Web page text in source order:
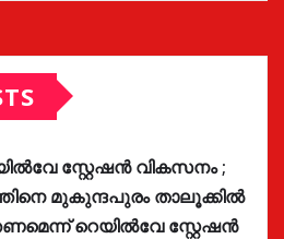
സ്റ്റേഷൻ വികസനം ;
മുകുന്ദപുരം താലൂക്കിൽ
റെയിൽവേ സ്റ്റേഷൻ